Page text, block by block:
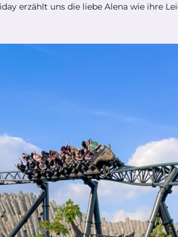
erzählt uns die liebe Alena wie ihre